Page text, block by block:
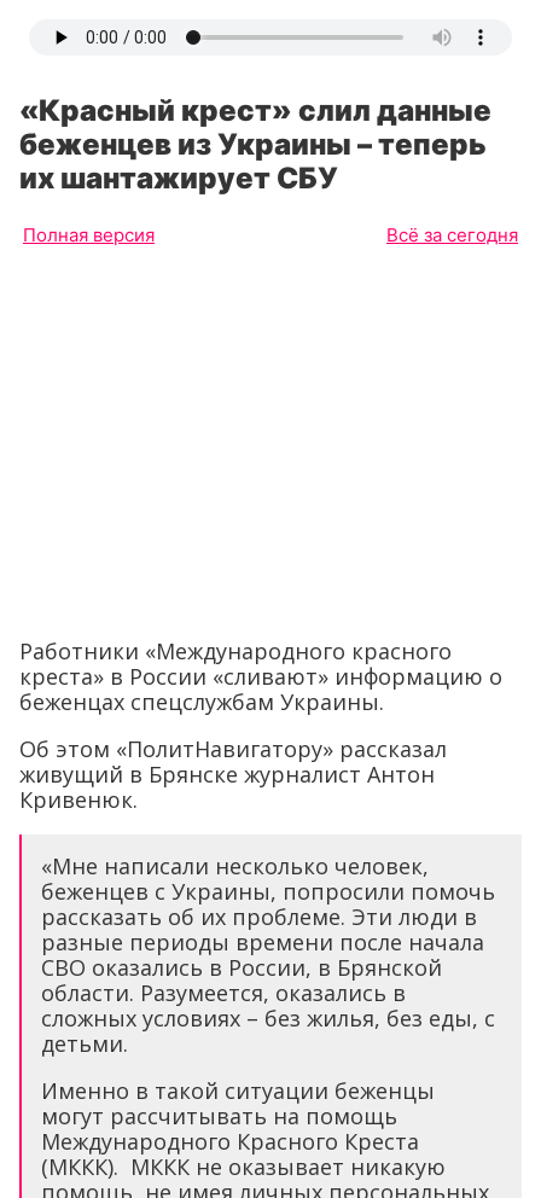
«Красный крест» слил данные
беженцев из Украины – теперь
их шантажирует СБУ
Полная версия Всё за сегодня
Работники «Международного красного
креста» в России «сливают» информацию о
беженцах спецслужбам Украины.
Об этом «ПолитНавигатору» рассказал
живущий в Брянске журналист Антон
Кривенюк.
«Мне написали несколько человек,
беженцев с Украины, попросили помочь
рассказать об их проблеме. Эти люди в
разные периоды времени после начала
СВО оказались в России, в Брянской
области. Разумеется, оказались в
сложных условиях – без жилья, без еды, с
детьми.
Именно в такой ситуации беженцы
могут рассчитывать на помощь
Международного Красного Креста
(МККК). МККК не оказывает никакую
помощь, не имея личных персональных